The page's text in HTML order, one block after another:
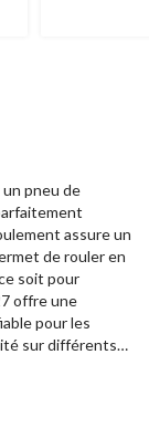
pneu de
assure un
de rouler en
soit pour
offre une
pour les
sur différents